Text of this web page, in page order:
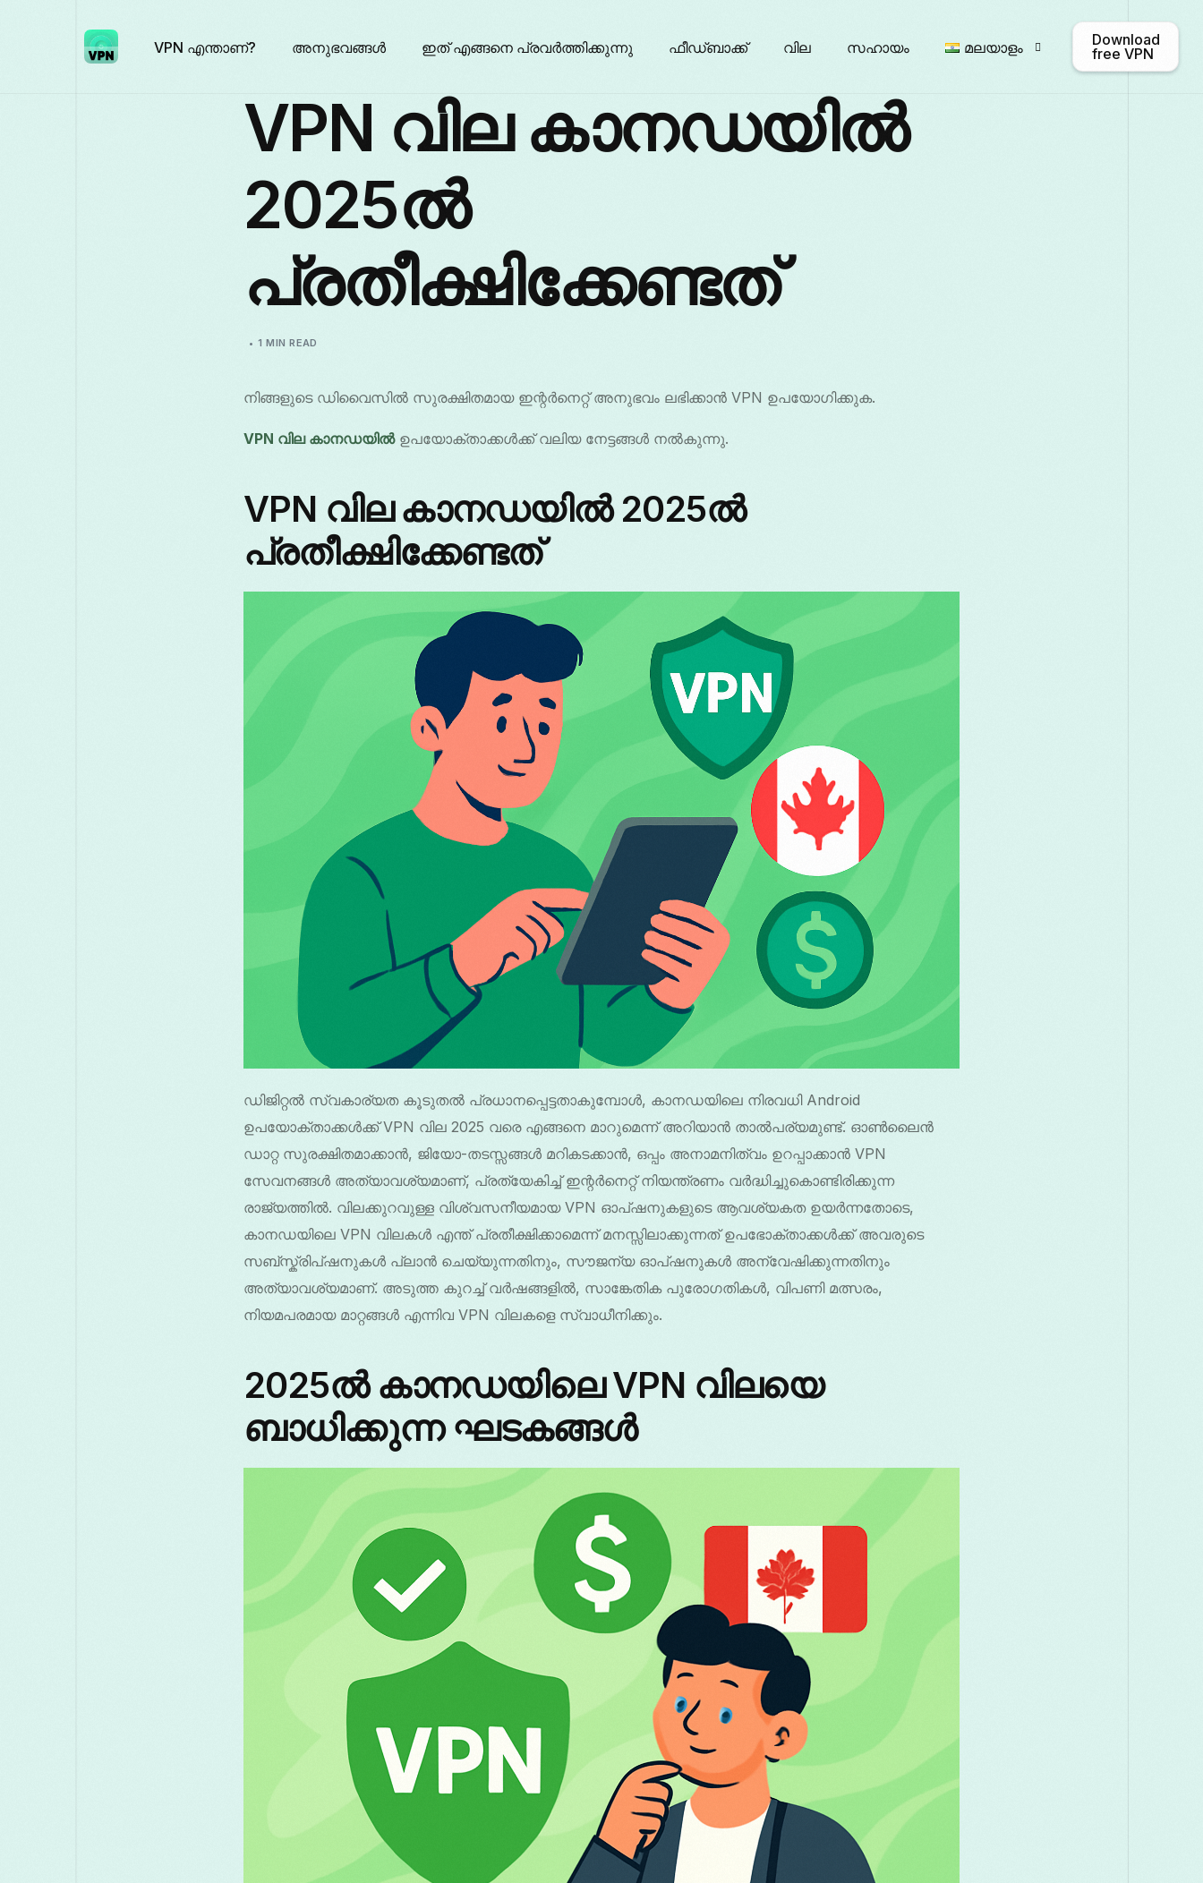
VPN എന്താണ്? അനുഭവങ്ങൾ ഇത് എങ്ങനെ പ്രവർത്തിക്കുന്നു ഫീഡ്ബാക്ക് വില സഹായം മലയാളം
Download
free VPN
VPN വില കാനഡയിൽ
2025ൽ
പ്രതീക്ഷിക്കേണ്ടത്
1 MIN READ
നിങ്ങളുടെ ഡിവൈസിൽ സുരക്ഷിതമായ ഇന്റർനെറ്റ് അനുഭവം ലഭിക്കാൻ VPN ഉപയോഗിക്കുക.
VPN വില കാനഡയിൽഉപയോക്താക്കൾക്ക് വലിയ നേട്ടങ്ങൾ നൽകുന്നു.
VPN വില കാനഡയിൽ 2025ൽ
പ്രതീക്ഷിക്കേണ്ടത്
ഡിജിറ്റൽ സ്വകാര്യത കൂടുതൽ പ്രധാനപ്പെട്ടതാകുമ്പോൾ, കാനഡയിലെ നിരവധി Android
ഉപയോക്താക്കൾക്ക് VPN വില 2025 വരെ എങ്ങനെ മാറുമെന്ന് അറിയാൻ താൽപര്യമുണ്ട്. ഓൺലൈൻ
ഡാറ്റ സുരക്ഷിതമാക്കാൻ, ജിയോ-തടസ്സങ്ങൾ മറികടക്കാൻ, ഒപ്പം അനാമനിത്വം ഉറപ്പാക്കാൻ VPN
സേവനങ്ങൾ അത്യാവശ്യമാണ്, പ്രത്യേകിച്ച് ഇന്റർനെറ്റ് നിയന്ത്രണം വർദ്ധിച്ചുകൊണ്ടിരിക്കുന്ന
രാജ്യത്തിൽ. വിലക്കുറവുള്ള വിശ്വസനീയമായ VPN ഓപ്ഷനുകളുടെ ആവശ്യകത ഉയർന്നതോടെ,
കാനഡയിലെ VPN വിലകൾ എന്ത് പ്രതീക്ഷിക്കാമെന്ന് മനസ്സിലാക്കുന്നത് ഉപഭോക്താക്കൾക്ക് അവരുടെ
സബ്സ്ക്രിപ്ഷനുകൾ പ്ലാൻ ചെയ്യുന്നതിനും, സൗജന്യ ഓപ്ഷനുകൾ അന്വേഷിക്കുന്നതിനും
അത്യാവശ്യമാണ്. അടുത്ത കുറച്ച് വർഷങ്ങളിൽ, സാങ്കേതിക പുരോഗതികൾ, വിപണി മത്സരം,
നിയമപരമായ മാറ്റങ്ങൾ എന്നിവ VPN വിലകളെ സ്വാധീനിക്കും.
2025ൽ കാനഡയിലെ VPN വിലയെ
ബാധിക്കുന്ന ഘടകങ്ങൾ